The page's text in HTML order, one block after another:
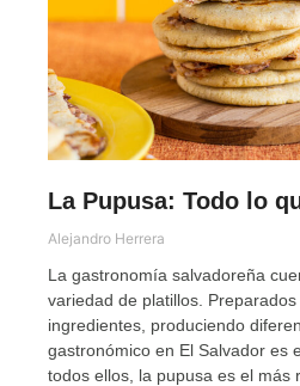
La Pupusa: Todo lo
Alejandro Herrera
La gastronomía salvadoreña
variedad de platillos.
ingredientes, produciendo
gastronómico en El Salvador es
todos ellos, la pupusa es el más